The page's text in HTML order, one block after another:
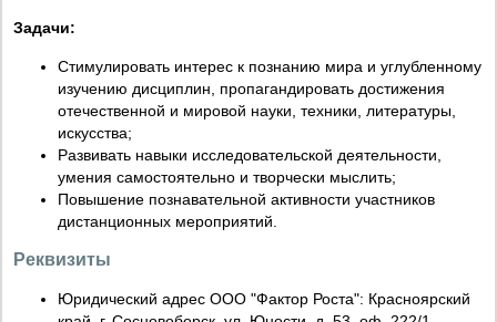
Задачи:
Стимулировать интерес к познанию мира и углубленному
изучению дисциплин, пропагандировать достижения
отечественной и мировой науки, техники, литературы,
искусства;
Развивать навыки исследовательской деятельности,
умения самостоятельно и творчески мыслить;
Повышение познавательной активности участников
дистанционных мероприятий.
Реквизиты
Юридический адрес ООО "Фактор Роста": Красноярский